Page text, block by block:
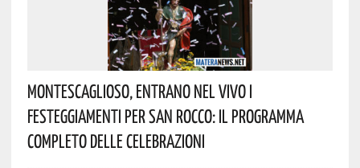
Montescaglioso, Entrano Nel Vivo I
Festeggiamenti Per San Rocco: Il Programma
Completo Delle Celebrazioni